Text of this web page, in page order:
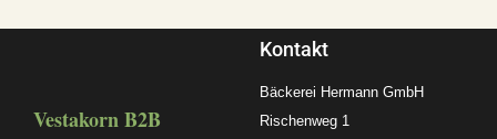
Vestakorn B2B
Kontakt
Bäckerei Hermann GmbH
Rischenweg 1